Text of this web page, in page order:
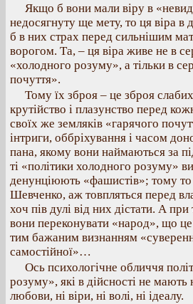
Якщо б вони мали віру в
недосягнуту ще мету, то ця віра в
б в них страх перед сильнішим
ворогом. Та, – ця віра живе не в
«холодного розуму», а тільки в
почуття».
Тому їх зброя – це зброя
крутійство і плазунство перед
своїх же земляків «гарячого
інтриги, оббріхування і часом
пана, якому вони наймаються за
ті «політики холодного розуму»
денунціюють «фашистів»; тому то
Шевченко, аж товпляться перед
хоч пів дулі від них дістати. А
вони переконувати «народ», що це
тим бажаним визнанням
самостійної»…
Ось психологічне обличчя
розуму», які в дійсності не мають
любови, ні віри, ні волі, ні ідеалу.